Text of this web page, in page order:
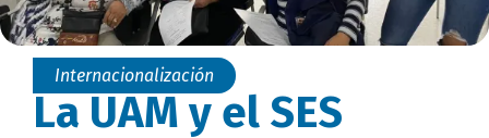
Internacionalización
La UAM y el SES